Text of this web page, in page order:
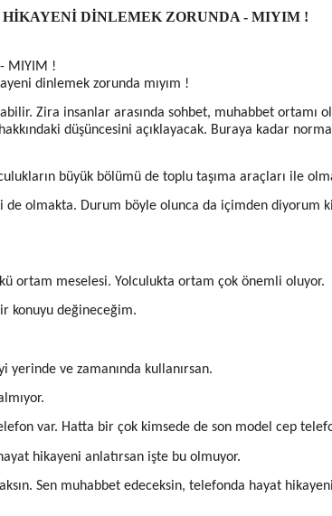
HİKAYENİ DİNLEMEK ZORUNDA - MIYIM !
- MIYIM !
dinlemek zorunda mıyım !
Zira insanlar arasında sohbet, muhabbet
düşüncesini açıklayacak. Buraya kadar
büyük bölümü de toplu taşıma araçları ile
de olmakta. Durum böyle olunca da içimden diyorum
ortam meselesi. Yolculukta ortam çok önemli oluyor.
konuyu değineceğim.
ve zamanında kullanırsan.
var. Hatta bir çok kimsede de son model cep
hikayeni anlatırsan işte bu olmuyor.
Sen muhabbet edeceksin, telefonda hayat